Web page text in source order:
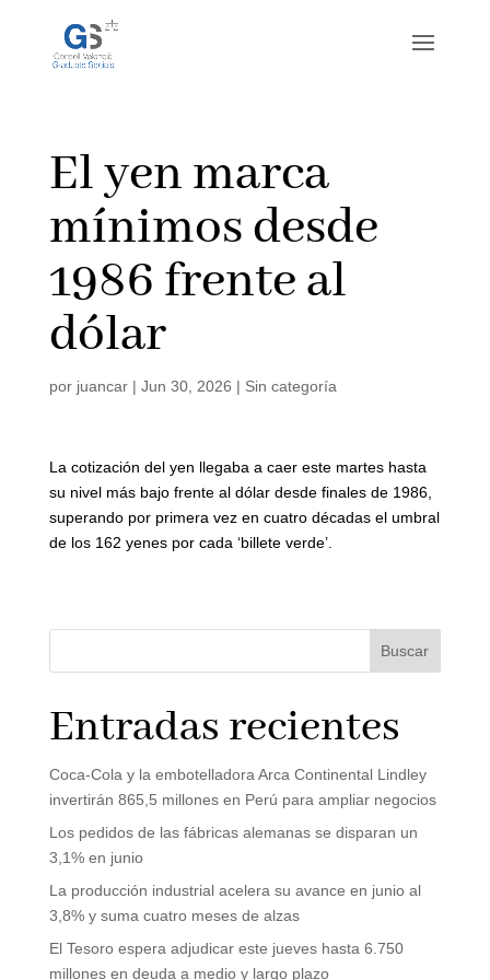
El yen marca
mínimos desde
1986 frente al
dólar
por juancar| Jun 30, 2026 | Sin categoría
La cotización del yen llegaba a caer este martes hasta
su nivel más bajo frente al dólar desde finales de 1986,
superando por primera vez en cuatro décadas el umbral
de los 162 yenes por cada ‘billete verde’.
Buscar
Entradas recientes
Coca-Cola y la embotelladora Arca Continental Lindley
invertirán 865,5 millones en Perú para ampliar negocios
Los pedidos de las fábricas alemanas se disparan un
3,1% en junio
La producción industrial acelera su avance en junio al
3,8% y suma cuatro meses de alzas
El Tesoro espera adjudicar este jueves hasta 6.750
millones en deuda a medio y largo plazo